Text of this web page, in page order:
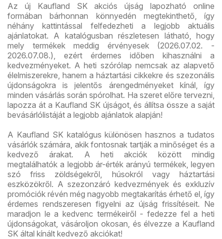
Az új Kaufland SK akciós újság lapozható online
formában bárhonnan könnyedén megtekinthető, így
néhány kattintással felfedezheti a legjobb aktuális
ajánlatokat. A katalógusban részletesen látható, hogy
mely termékek meddig érvényesek (2026.07.02. -
2026.07.08.), ezért érdemes időben kihasználni a
kedvezményeket. A heti szórólap nemcsak az alapvető
élelmiszerekre, hanem a háztartási cikkekre és szezonális
újdonságokra is jelentős árengedményeket kínál, így
minden vásárlás során spórolhat. Ha szeret előre tervezni,
lapozza át a Kaufland SK újságot, és állítsa össze a saját
bevásárlólistáját a legjobb ajánlatok alapján!
A Kaufland SK katalógus különösen hasznos a tudatos
vásárlók számára, akik fontosnak tartják a minőséget és a
kedvező árakat. A heti akciók között mindig
megtalálhatók a legjobb ár-érték arányú termékek, legyen
szó friss zöldségekről, húsokról vagy háztartási
eszközökről. A szezonzáró kedvezmények és exkluzív
promóciók révén még nagyobb megtakarítás érhető el, így
érdemes rendszeresen figyelni az újság frissítéseit. Ne
maradjon le a kedvenc termékeiről - fedezze fel a heti
újdonságokat, vásároljon okosan, és élvezze a Kaufland
SK által kínált kedvező akciókat!